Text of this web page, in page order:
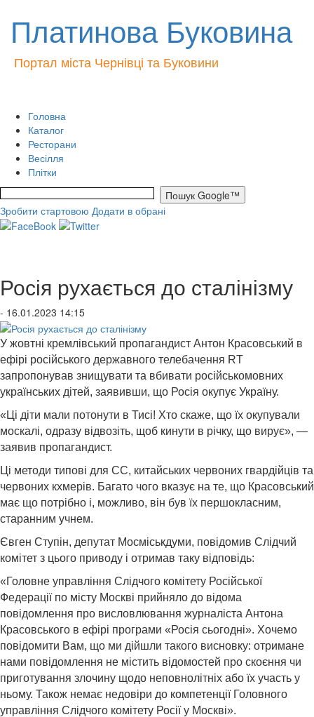
Платинова Буковина
Портал міста Чернівці та Буковини
Головна
Каталог
Ресторани
Весілля
Плітки
Зробити стартовою Додати в обрані
Росія рухається до сталінізму
- 16.01.2023 14:15
У жовтні кремлівський пропагандист Антон Красовський в
ефірі російського державного телебачення RT
запропонував знищувати та вбивати російськомовних
українських дітей, заявивши, що Росія окупує Україну.
«Ці діти мали потонути в Тисі! Хто скаже, що їх окупували
москалі, одразу відвозіть, щоб кинути в річку, що вирує», —
заявив пропагандист.
Ці методи типові для СС, китайських червоних гвардійців та
червоних кхмерів. Багато чого вказує на те, що Красовський
має що потрібно і, можливо, він був їх першокласним,
старанним учнем.
Євген Ступін, депутат Мосміськдуми, повідомив Слідчий
комітет з цього приводу і отримав таку відповідь:
«Головне управління Слідчого комітету Російської
Федерації по місту Москві прийняло до відома
повідомлення про висловлювання журналіста Антона
Красовського в ефірі програми «Росія сьогодні». Хочемо
повідомити Вам, що ми дійшли такого висновку: отримане
нами повідомлення не містить відомостей про скоєння чи
приготування злочину щодо неповнолітніх або їх участь у
ньому. Також немає недовіри до компетенції Головного
управління Слідчого комітету Росії у Москві».